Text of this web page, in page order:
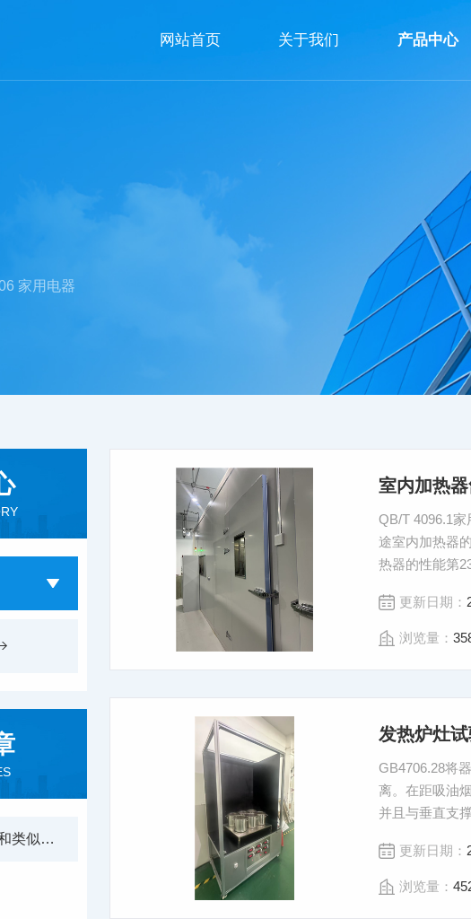
网站首页 关于我们 产品中心
家用电器
GBT4706.32-2024家用和类似用途电器的安全 第32部分: 热泵、空调器和除湿机的特殊要求 附录 KK (规范性) A2L热表面点燃温度试验方法
室内加热
QB/T 4096.1
途室内加热器
热器的性能第
更新日期：
浏览量：
发热炉灶
GB4706.28将
离。在距吸油
并且与垂直支
更新日期：
浏览量：